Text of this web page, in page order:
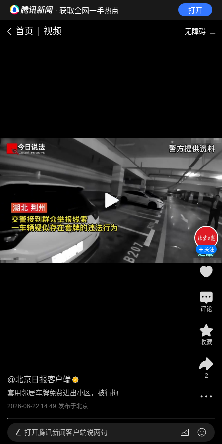
· 获取全网一手热点 打开
首页 视频 无障碍
@北京日报客户端
套用邻居车牌免费进出小区，被行拘
2026-06-22 14:49 发布于北京
关注
评论
收藏
2
打开腾讯新闻客户端说两句